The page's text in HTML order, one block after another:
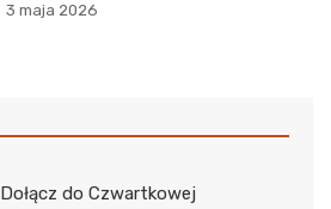
3 maja 2026
Dołącz do Czwartkowej